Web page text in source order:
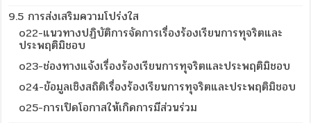
9.5 การส่งเสริมความโปร่งใส
o22-แนวทางปฏิบัติการจัดการเรื่องร้องเรียนการทุจริตและ
ประพฤติมิชอบ
o23-ช่องทางแจ้งเรื่องร้องเรียนการทุจริตและประพฤติมิชอบ
o24-ข้อมูลเชิงสถิติเรื่องร้องเรียนการทุจริตและประพฤติมิชอบ
o25-การเปิดโอกาสให้เกิดการมีส่วนร่วม